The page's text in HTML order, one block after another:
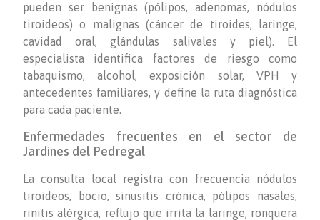
pueden ser benignas (pólipos, adenomas, nódulos
tiroideos) o malignas (cáncer de tiroides, laringe,
cavidad oral, glándulas salivales y piel). El
especialista identifica factores de riesgo como
tabaquismo, alcohol, exposición solar, VPH y
antecedentes familiares, y define la ruta diagnóstica
para cada paciente.
Enfermedades frecuentes en el sector de
Jardines del Pedregal
La consulta local registra con frecuencia nódulos
tiroideos, bocio, sinusitis crónica, pólipos nasales,
rinitis alérgica, reflujo que irrita la laringe, ronquera